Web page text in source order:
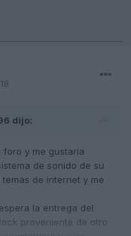
dijo:
foro y me gustaría
de sonido de su
de internet y me
la entrega del
proveniente de otro